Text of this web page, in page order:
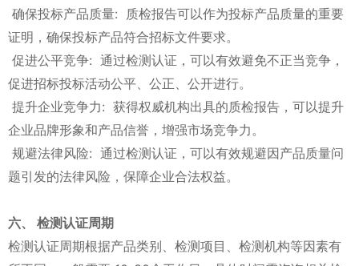
确保投标产品质量: 质检报告可以作为投标产品质量的重要
证明，确保投标产品符合招标文件要求。
促进公平竞争: 通过检测认证，可以有效避免不正当竞争，
促进招标投标活动公平、公正、公开进行。
提升企业竞争力: 获得权威机构出具的质检报告，可以提升
企业品牌形象和产品信誉，增强市场竞争力。
规避法律风险: 通过检测认证，可以有效规避因产品质量问
题引发的法律风险，保障企业合法权益。
六、 检测认证周期
检测认证周期根据产品类别、检测项目、检测机构等因素有